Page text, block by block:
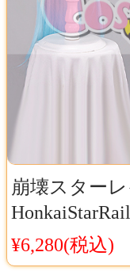
崩壊スター
スプレウィッ
送料無料
¥6,280(税込)